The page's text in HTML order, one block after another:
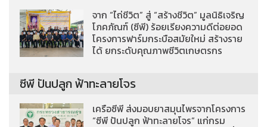
จาก “ไถ่ชีวิต” สู่ “สร้างชีวิต” มูลนิธิเจริญ
โภคภัณฑ์ (ซีพี) ร้อยเรียงความดีต่อยอด
โครงการฟาร์มกระบือสมัยใหม่ สร้างราย
ได้ ยกระดับคุณภาพชีวิตเกษตรกร
ซีพี ปันปลูก ฟ้าทะลายโจร
เครือซีพี ส่งมอบยาสมุนไพรจากโครงการ
“ซีพี ปันปลูก ฟ้าทะลายโจร” แก่กรม